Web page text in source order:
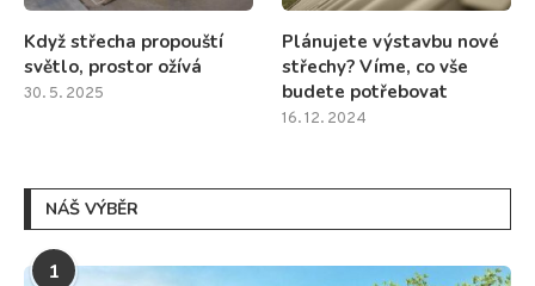
Když střecha propouští
světlo, prostor ožívá
30. 5. 2025
Plánujete výstavbu nové
střechy? Víme, co vše
budete potřebovat
16. 12. 2024
NÁŠ VÝBĚR
1